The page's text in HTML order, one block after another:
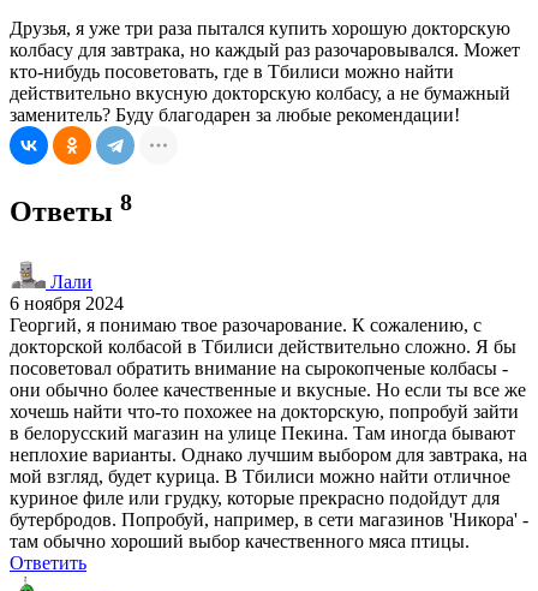
Друзья, я уже три раза пытался купить хорошую докторскую
колбасу для завтрака, но каждый раз разочаровывался. Может
кто-нибудь посоветовать, где в Тбилиси можно найти
действительно вкусную докторскую колбасу, а не бумажный
заменитель? Буду благодарен за любые рекомендации!
Ответы 8
Лали
6 ноября 2024
Георгий, я понимаю твое разочарование. К сожалению, с
докторской колбасой в Тбилиси действительно сложно. Я бы
посоветовал обратить внимание на сырокопченые колбасы -
они обычно более качественные и вкусные. Но если ты все же
хочешь найти что-то похожее на докторскую, попробуй зайти
в белорусский магазин на улице Пекина. Там иногда бывают
неплохие варианты. Однако лучшим выбором для завтрака, на
мой взгляд, будет курица. В Тбилиси можно найти отличное
куриное филе или грудку, которые прекрасно подойдут для
бутербродов. Попробуй, например, в сети магазинов 'Никора' -
там обычно хороший выбор качественного мяса птицы.
Ответить